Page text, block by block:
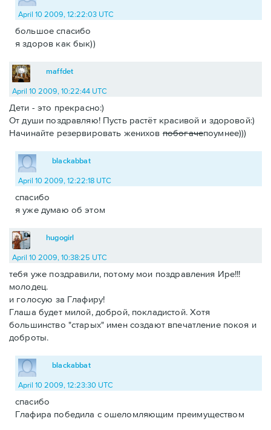
April 10 2009, 12:22:03 UTC
большое спасибо
я здоров как бык))
maffdet
April 10 2009, 10:22:44 UTC
Дети - это прекрасно:)
От души поздравляю! Пусть растёт красивой и здоровой:)
Начинайте резервировать жениховпобогачепоумнее)))
blackabbat
April 10 2009, 12:22:18 UTC
спасибо
я уже думаю об этом
hugogirl
April 10 2009, 10:38:25 UTC
тебя уже поздравили, потому мои поздравления Ире!!!
молодец.
и голосую за Глафиру!
Глаша будет милой, доброй, покладистой. Хотя
большинство "старых" имен создают впечатление покоя и
доброты.
blackabbat
April 10 2009, 12:23:30 UTC
спасибо
Глафира победила с ошеломляющим преимуществом